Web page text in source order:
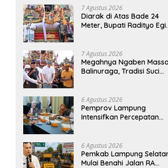
7 Agustus 2026
Diarak di Atas Bade 24
Meter, Bupati Radityo Egi
‘Penglipuran’ Kedua pada
2027
7 Agustus 2026
Megahnya Ngaben
Balinuraga, Tradisi Suci
dan Merekatkan Ikatan
Keluarga
6 Agustus 2026
Pemprov Lampung
Intensifkan Percepatan
Tanggamus
6 Agustus 2026
Pemkab Lampung
Mulai Benahi Jalan RA